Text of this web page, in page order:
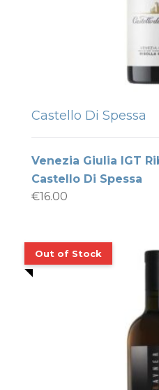
Castello Di Spessa
Venezia Giulia IGT
Castello Di Spessa
€16.00